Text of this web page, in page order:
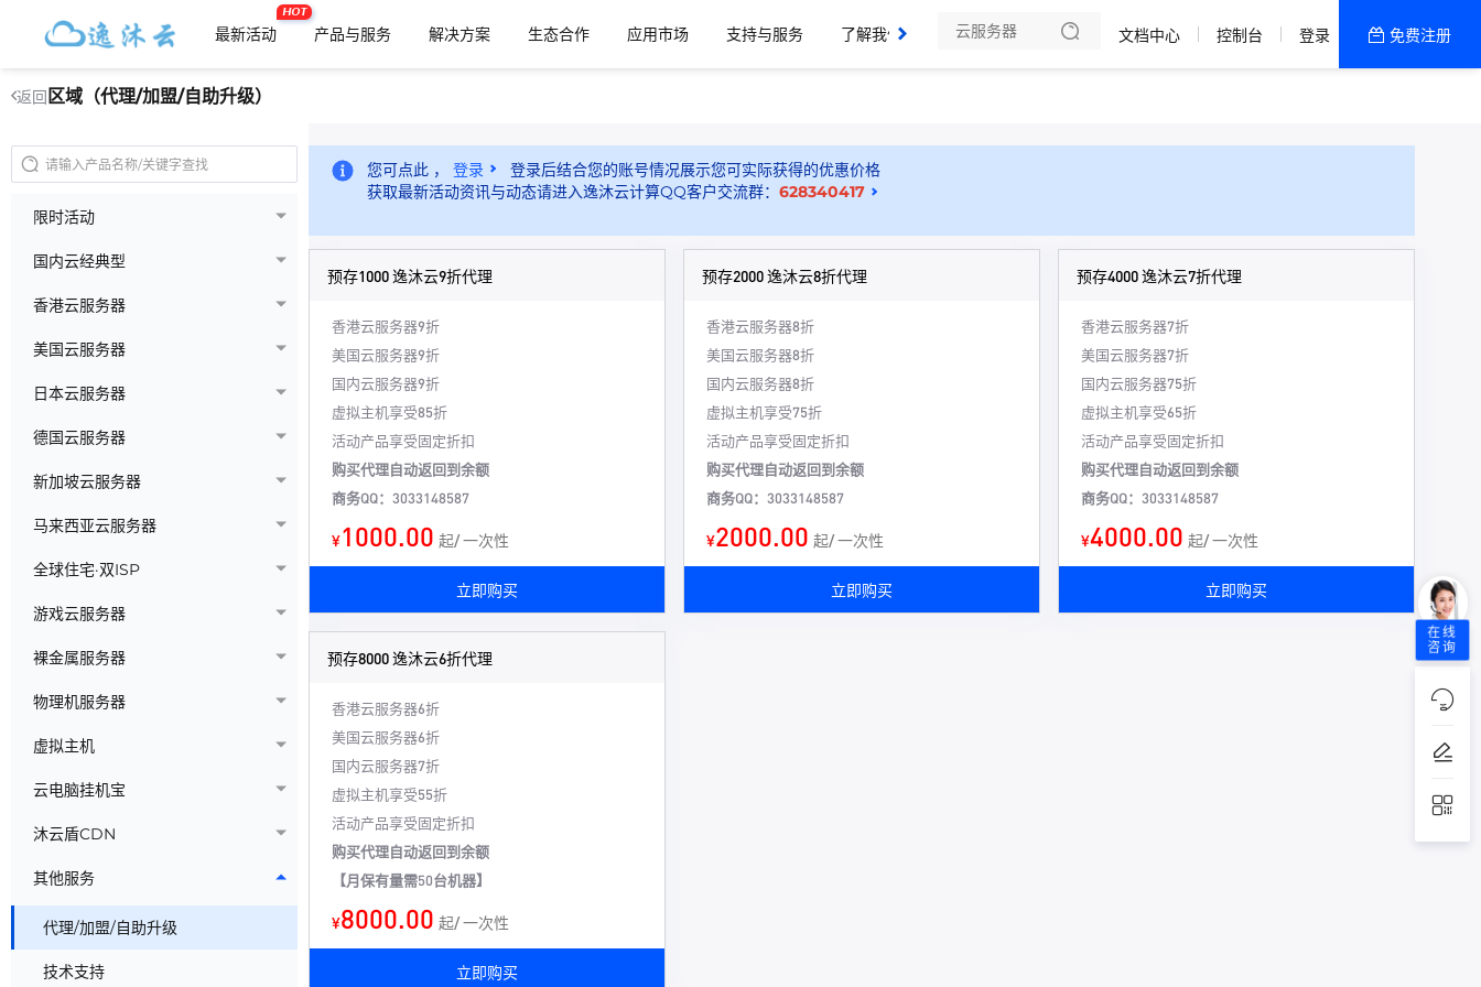
最新活动
HOT
产品与服务 解决方案 生态合作 应用市场 支持与服务
了解我们
文档中心 控制台 登录 免费注册
返回 区域（代理/加盟/自助升级）
限时活动
国内云经典型
香港云服务器
美国云服务器
日本云服务器
德国云服务器
新加坡云服务器
马来西亚云服务器
全球住宅·双ISP
游戏云服务器
裸金属服务器
物理机服务器
虚拟主机
云电脑挂机宝
沐云盾CDN
其他服务
代理/加盟/自助升级
技术支持
您可点此 ， 登录
登录后结合您的账号情况展示您可实际获得的优惠价格
获取最新活动资讯与动态请进入逸沐云计算QQ客户交流群： 628340417
预存1000 逸沐云9折代理
香港云服务器9折
美国云服务器9折
国内云服务器9折
虚拟主机享受85折
活动产品享受固定折扣
购买代理自动返回到余额
商务QQ：3033148587
¥1000.00 起/ 一次性
立即购买
预存2000 逸沐云8折代理
香港云服务器8折
美国云服务器8折
国内云服务器8折
虚拟主机享受75折
活动产品享受固定折扣
购买代理自动返回到余额
商务QQ：3033148587
¥2000.00 起/ 一次性
立即购买
预存4000 逸沐云7折代理
香港云服务器7折
美国云服务器7折
国内云服务器75折
虚拟主机享受65折
活动产品享受固定折扣
购买代理自动返回到余额
商务QQ：3033148587
¥4000.00 起/ 一次性
立即购买
预存8000 逸沐云6折代理
香港云服务器6折
美国云服务器6折
国内云服务器7折
虚拟主机享受55折
活动产品享受固定折扣
购买代理自动返回到余额
【月保有量需50台机器】
¥8000.00 起/ 一次性
立即购买
在线
咨询